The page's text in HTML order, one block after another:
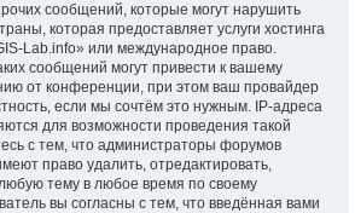
сообщений, которые могут нарушить
которая предоставляет услуги хостинга
Lab.info» или международное право.
сообщений могут привести к вашему
от конференции, при этом ваш провайдер
если мы сочтём это нужным. IP-адреса
для возможности проведения такой
с тем, что администраторы форумов
право удалить, отредактировать,
тему в любое время по своему
вы согласны с тем, что введённая вами